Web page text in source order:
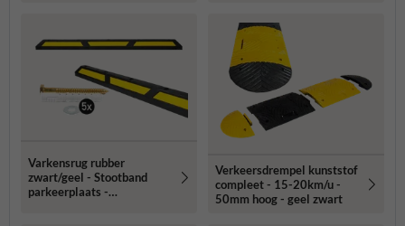
Varkensrug rubber
zwart/geel - Stootband
parkeerplaats -
Verkeersdrempel kunststof
compleet - 15-20km/u -
50mm hoog - geel zwart